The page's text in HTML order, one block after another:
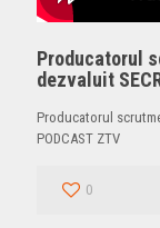
Producatorul
dezvaluit
Producatorul
PODCAST ZTV
0